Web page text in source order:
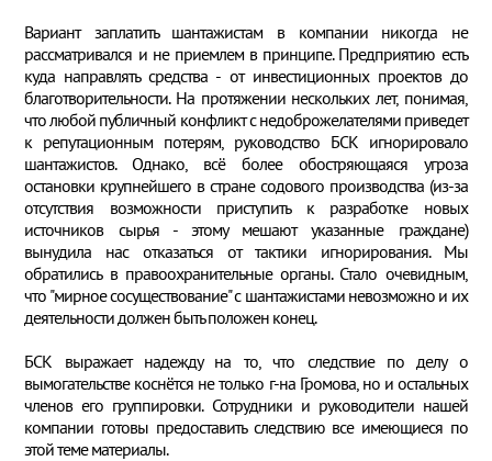
Вариант заплатить шантажистам в компании никогда не
рассматривался и не приемлем в принципе. Предприятию есть
куда направлять средства - от инвестиционных проектов до
благотворительности. На протяжении нескольких лет, понимая,
что любой публичный конфликт с недоброжелателями приведет
к репутационным потерям, руководство БСК игнорировало
шантажистов. Однако, всё более обостряющаяся угроза
остановки крупнейшего в стране содового производства (из-за
отсутствия возможности приступить к разработке новых
источников сырья - этому мешают указанные граждане)
вынудила нас отказаться от тактики игнорирования. Мы
обратились в правоохранительные органы. Стало очевидным,
что "мирное сосуществование" с шантажистами невозможно и их
деятельности должен быть положен конец.
БСК выражает надежду на то, что следствие по делу о
вымогательстве коснётся не только г-на Громова, но и остальных
членов его группировки. Сотрудники и руководители нашей
компании готовы предоставить следствию все имеющиеся по
этой теме материалы.